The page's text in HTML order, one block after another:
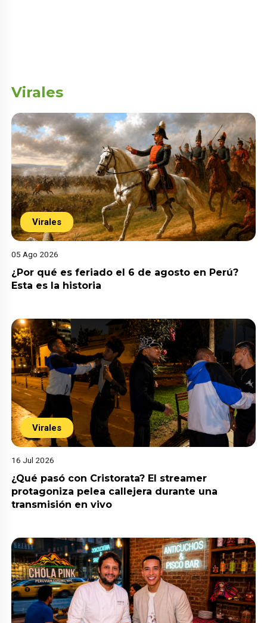
Virales
Virales
05 Ago 2026
¿Por qué es feriado el 6 de agosto en Perú?
Esta es la historia
Virales
16 Jul 2026
¿Qué pasó con Cristorata? El streamer
protagoniza pelea callejera durante una
transmisión en vivo